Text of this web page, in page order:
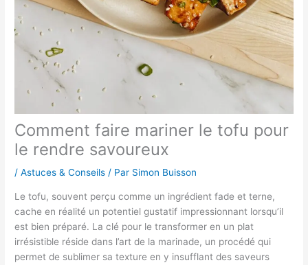
Comment faire mariner le tofu pour
le rendre savoureux
/Astuces & Conseils / Par Simon Buisson
Le tofu, souvent perçu comme un ingrédient fade et terne,
cache en réalité un potentiel gustatif impressionnant lorsqu’il
est bien préparé. La clé pour le transformer en un plat
irrésistible réside dans l’art de la marinade, un procédé qui
permet de sublimer sa texture en y insufflant des saveurs